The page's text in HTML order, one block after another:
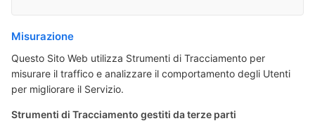
Misurazione
Questo Sito Web utilizza Strumenti di Tracciamento per
misurare il traffico e analizzare il comportamento degli Utenti
per migliorare il Servizio.
Strumenti di Tracciamento gestiti da terze parti